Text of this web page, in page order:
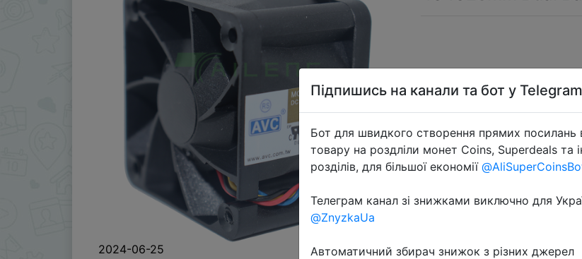
2024-06-25
Підпишись на канали та бот у
Бот для швидкого створення прямих посилань
товару на роздліли монет Coins, Superdeals та
розділів, для більшої економії
Телеграм канал зі знижками виключно для
@ZnyzkaUa
Автоматичний збирач знижок з різних джерел